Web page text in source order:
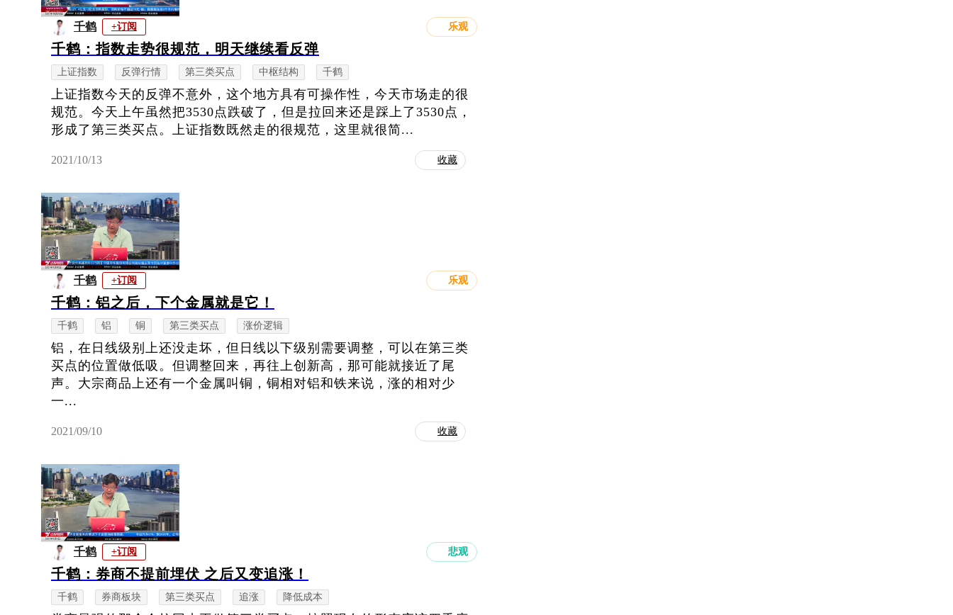
千鹤 +订阅 乐观
千鹤：指数走势很规范，明天继续看反弹
上证指数 反弹行情 第三类买点 中枢结构 千鹤
上证指数今天的反弹不意外，这个地方具有可操作性，今天市场走的很
规范。今天上午虽然把3530点跌破了，但是拉回来还是踩上了3530点，
形成了第三类买点。上证指数既然走的很规范，这里就很简...
2021/10/13 收藏
千鹤 +订阅 乐观
千鹤：铝之后，下个金属就是它！
千鹤 铝 铜 第三类买点 涨价逻辑
铝，在日线级别上还没走坏，但日线以下级别需要调整，可以在第三类
买点的位置做低吸。但调整回来，再往上创新高，那可能就接近了尾
声。大宗商品上还有一个金属叫铜，铜相对铝和铁来说，涨的相对少
一...
2021/09/10 收藏
千鹤 +订阅 悲观
千鹤：券商不提前埋伏 之后又变追涨！
千鹤 券商板块 第三类买点 追涨 降低成本